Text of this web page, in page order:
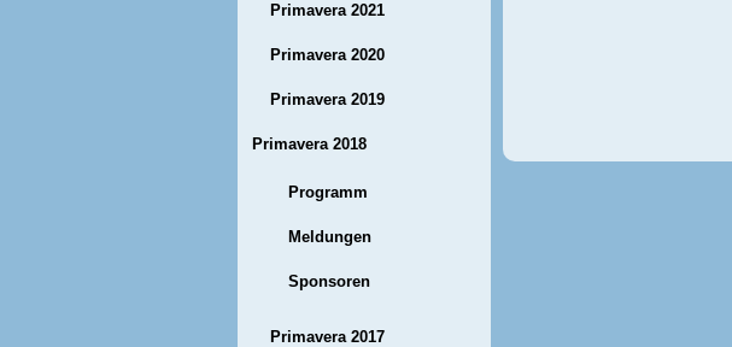
Primavera 2021
Primavera 2020
Primavera 2019
Primavera 2018
Programm
Meldungen
Sponsoren
Primavera 2017